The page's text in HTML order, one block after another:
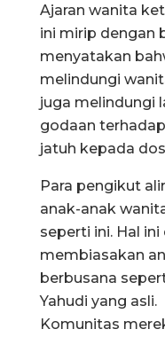
Ajaran wanita
ini mirip dengan
menyatakan
melindungi
juga melindungi
godaan
jatuh kepada
Para pengikut
anak-anak
seperti ini. Hal
membiasakan
berbusana
Yahudi yang asli.
Komunitas